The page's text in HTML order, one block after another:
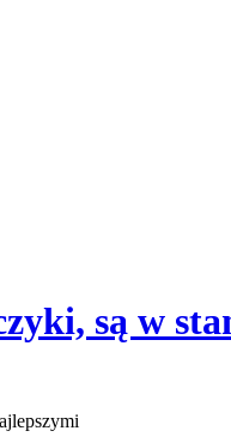
są w